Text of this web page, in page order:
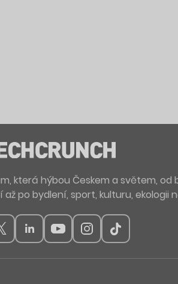
která hýbou Českem a světem,
po bydlení, sport, kulturu, ekologii